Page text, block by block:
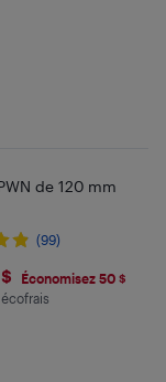
de 120 mm
(99)
Économisez 50 $
en écofrais